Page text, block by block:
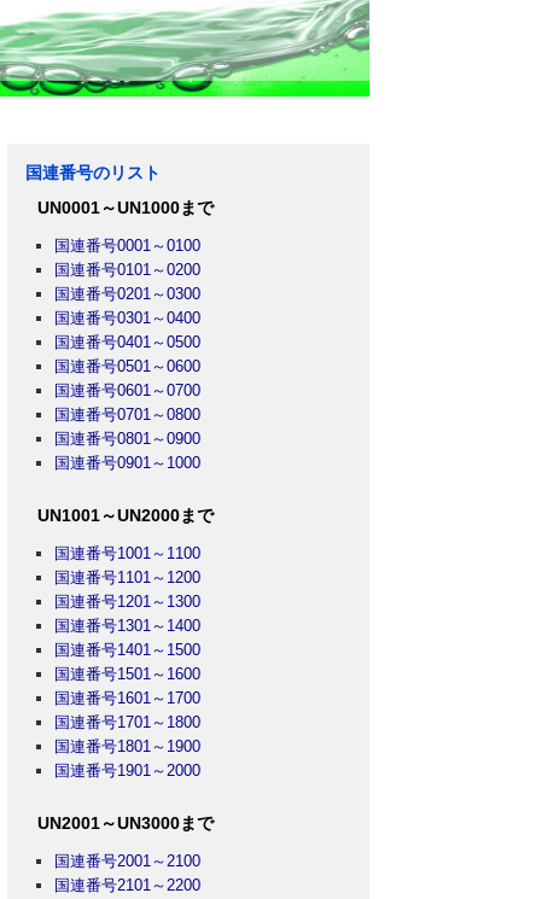
国連番号のリスト
UN0001～UN1000まで
国連番号0001～0100
国連番号0101～0200
国連番号0201～0300
国連番号0301～0400
国連番号0401～0500
国連番号0501～0600
国連番号0601～0700
国連番号0701～0800
国連番号0801～0900
国連番号0901～1000
UN1001～UN2000まで
国連番号1001～1100
国連番号1101～1200
国連番号1201～1300
国連番号1301～1400
国連番号1401～1500
国連番号1501～1600
国連番号1601～1700
国連番号1701～1800
国連番号1801～1900
国連番号1901～2000
UN2001～UN3000まで
国連番号2001～2100
国連番号2101～2200